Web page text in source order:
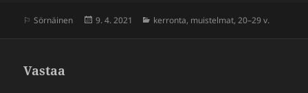
Sörnäinen Julkaistu
9. 4. 2021 Kategoriat
kerronta, muistelmat,20–29 v.
Vastaa